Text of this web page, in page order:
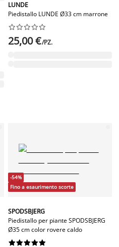
LUNDE
Piedistallo LUNDE Ø33 cm marrone






25,00 €/PZ.
-54%
Fino a esaurimento scorte
SPODSBJERG
Piedistallo per piante SPODSBJERG
Ø35 cm color rovere caldo





